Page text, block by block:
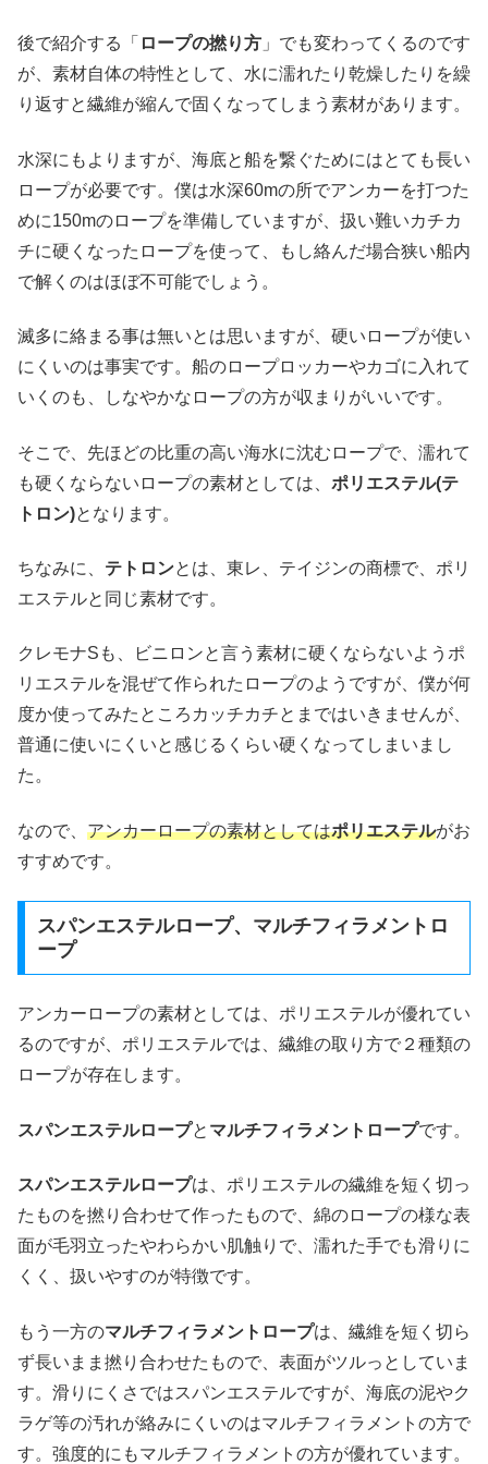
後で紹介する「 ロープの撚り方 」でも変わってくるのです
が、素材自体の特性として、水に濡れたり乾燥したりを繰
り返すと繊維が縮んで固くなってしまう素材があります。
水深にもよりますが、海底と船を繋ぐためにはとても長い
ロープが必要です。僕は水深60mの所でアンカーを打つた
めに150mのロープを準備していますが、扱い難いカチカ
チに硬くなったロープを使って、もし絡んだ場合狭い船内
で解くのはほぼ不可能でしょう。
滅多に絡まる事は無いとは思いますが、硬いロープが使い
にくいのは事実です。船のロープロッカーやカゴに入れて
いくのも、しなやかなロープの方が収まりがいいです。
そこで、先ほどの比重の高い海水に沈むロープで、濡れて
も硬くならないロープの素材としては、 ポリエステル(テ
トロン)となります。
ちなみに、 テトロンとは、東レ、テイジンの商標で、ポリ
エステルと同じ素材です。
クレモナSも、ビニロンと言う素材に硬くならないようポ
リエステルを混ぜて作られたロープのようですが、僕が何
度か使ってみたところカッチカチとまではいきませんが、
普通に使いにくいと感じるくらい硬くなってしまいまし
た。
なので、 アンカーロープの素材としてはポリエステルがお
すすめです。
スパンエステルロープ、マルチフィラメントロ
ープ
アンカーロープの素材としては、ポリエステルが優れてい
るのですが、ポリエステルでは、繊維の取り方で２種類の
ロープが存在します。
スパンエステルロープと マルチフィラメントロープです。
スパンエステルロープは、ポリエステルの繊維を短く切っ
たものを撚り合わせて作ったもので、綿のロープの様な表
面が毛羽立ったやわらかい肌触りで、濡れた手でも滑りに
くく、扱いやすのが特徴です。
もう一方のマルチフィラメントロープは、繊維を短く切ら
ず長いまま撚り合わせたもので、表面がツルっとしていま
す。滑りにくさではスパンエステルですが、海底の泥やク
ラゲ等の汚れが絡みにくいのはマルチフィラメントの方で
す。強度的にもマルチフィラメントの方が優れています。